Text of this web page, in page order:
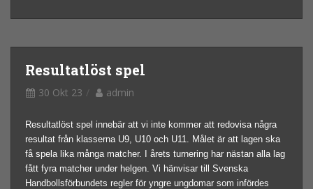
Resultatlöst spel
30 Okt 23 admin
Resultatlöst spel innebär att vi inte kommer att redovisa några
resultat från klasserna U9, U10 och U11. Målet är att lagen ska
få spela lika många matcher. I årets turnering har nästan alla lag
fått fyra matcher under helgen. Vi hänvisar till Svenska
Handbollsförbundets regler för yngre ungdomar som infördes